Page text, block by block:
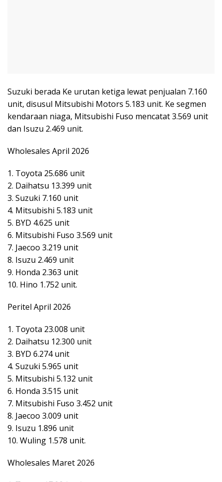
Suzuki berada Ke urutan ketiga lewat penjualan 7.160
unit, disusul Mitsubishi Motors 5.183 unit. Ke segmen
kendaraan niaga, Mitsubishi Fuso mencatat 3.569 unit
dan Isuzu 2.469 unit.
Wholesales April 2026
1. Toyota 25.686 unit
2. Daihatsu 13.399 unit
3. Suzuki 7.160 unit
4. Mitsubishi 5.183 unit
5. BYD 4.625 unit
6. Mitsubishi Fuso 3.569 unit
7. Jaecoo 3.219 unit
8. Isuzu 2.469 unit
9. Honda 2.363 unit
10. Hino 1.752 unit.
Peritel April 2026
1. Toyota 23.008 unit
2. Daihatsu 12.300 unit
3. BYD 6.274 unit
4. Suzuki 5.965 unit
5. Mitsubishi 5.132 unit
6. Honda 3.515 unit
7. Mitsubishi Fuso 3.452 unit
8. Jaecoo 3.009 unit
9. Isuzu 1.896 unit
10. Wuling 1.578 unit.
Wholesales Maret 2026